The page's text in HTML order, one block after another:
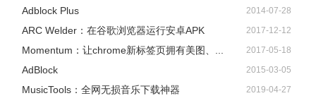
Adblock Plus 2014-07-28
ARC Welder：在谷歌浏览器运行安卓APK 2017-12-12
Momentum：让chrome新标签页拥有美图、... 2017-05-18
AdBlock 2015-03-05
​MusicTools：全网无损音乐下载神器 2019-04-27